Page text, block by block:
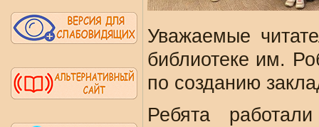
Уважаемые
библиотеке им.
по созданию
Ребята